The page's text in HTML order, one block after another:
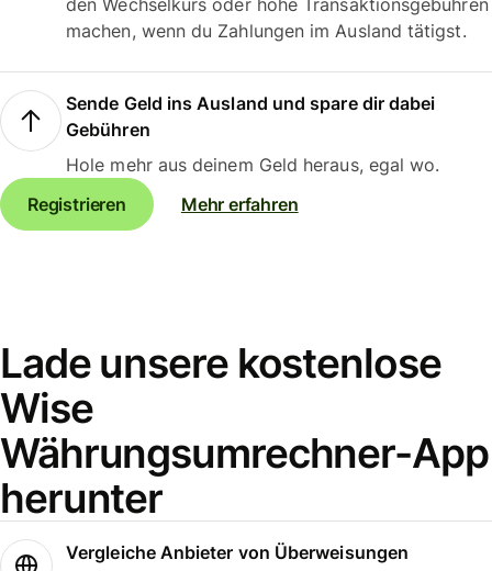
den Wechselkurs oder hohe Transaktionsgebühren
machen, wenn du Zahlungen im Ausland tätigst.
Sende Geld ins Ausland und spare dir dabei
Gebühren
Hole mehr aus deinem Geld heraus, egal wo.
Registrieren
Mehr erfahren
Lade unsere kostenlose
Wise
Währungsumrechner-App
herunter
Vergleiche Anbieter von Überweisungen